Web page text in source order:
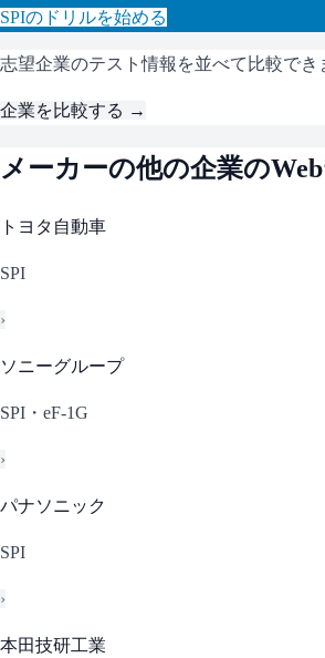
SPIのドリルを始める
志望企業のテスト情報を並べて比較でき
企業を比較する →
メーカーの他の企業の
トヨタ自動車
SPI
›
ソニーグループ
SPI・eF-1G
›
パナソニック
SPI
›
本田技研工業